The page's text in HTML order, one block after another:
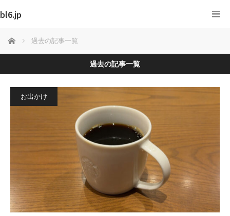
bl6.jp
ホーム 過去の記事一覧
過去の記事一覧
お出かけ